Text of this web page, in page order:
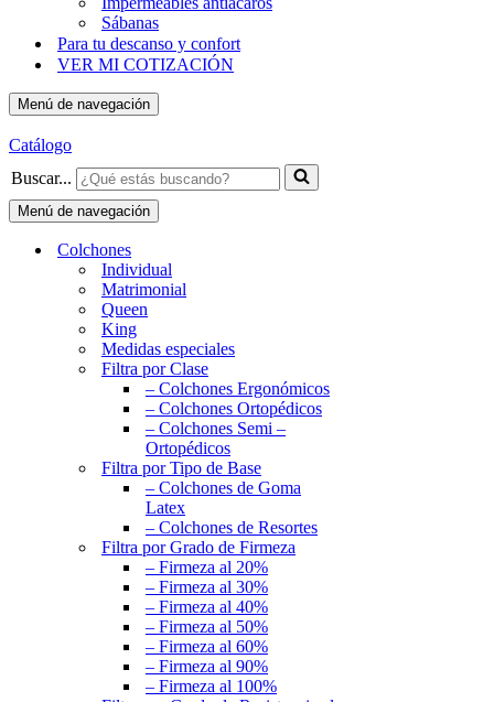
Sábanas
Para tu descanso y confort
VER MI COTIZACIÓN
Menú de navegación
Catálogo
Buscar...
Menú de navegación
Colchones
Individual
Matrimonial
Queen
King
Medidas especiales
Filtra por Clase
– Colchones Ergonómicos
– Colchones Ortopédicos
– Colchones Semi –
Ortopédicos
Filtra por Tipo de Base
– Colchones de Goma
Latex
– Colchones de Resortes
Filtra por Grado de Firmeza
– Firmeza al 20%
– Firmeza al 30%
– Firmeza al 40%
– Firmeza al 50%
– Firmeza al 60%
– Firmeza al 90%
– Firmeza al 100%